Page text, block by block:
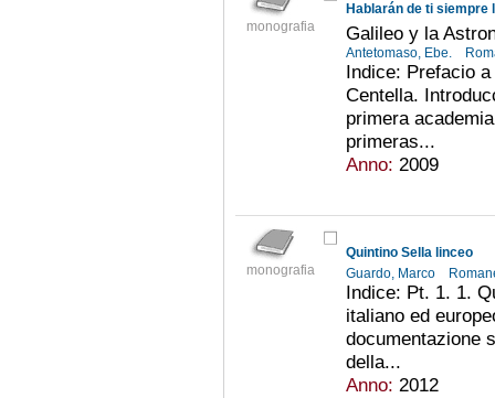
monografia
Hablarán de ti siempre
Galileo y la
Antetomaso, Ebe.
Indice: Prefacio
Centella.
primera
primeras...
Anno: 2009
monografia
Quintino Sella linceo
Guardo, Marco
Indice: Pt. 1. 1.
italiano ed
documentazione
della...
Anno: 2012